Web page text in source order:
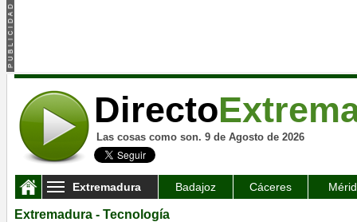
Directo
Las cosas como son. 9 de Agosto de 2026
Extremadura Badajoz Cáceres
Extremadura - Tecnología